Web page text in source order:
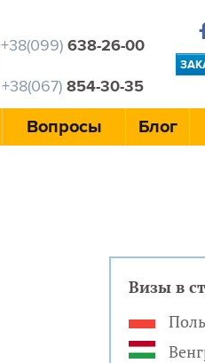
+38(099) 638-26-00
+38(067) 854-30-35
Вопросы Блог
Визы в